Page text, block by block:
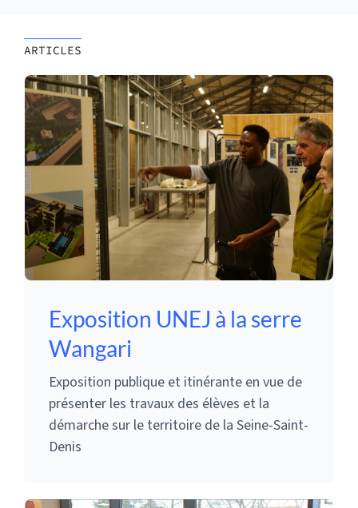
ARTICLES
Exposition UNEJ à la serre
Wangari
Exposition publique et itinérante en vue de
présenter les travaux des élèves et la
démarche sur le territoire de la Seine-Saint-
Denis